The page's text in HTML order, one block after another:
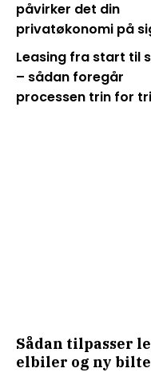
påvirker det din
privatøkonomi på
Leasing fra start til
– sådan foregår
processen trin for
Sådan tilpasser
elbiler og ny